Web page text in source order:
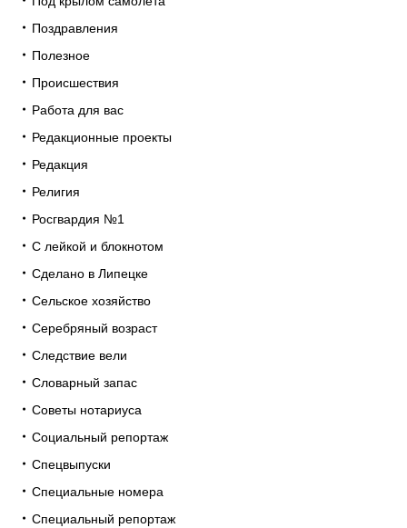
Поздравления
Полезное
Происшествия
Работа для вас
Редакционные проекты
Редакция
Религия
Росгвардия №1
С лейкой и блокнотом
Сделано в Липецке
Сельское хозяйство
Серебряный возраст
Следствие вели
Словарный запас
Советы нотариуса
Социальный репортаж
Спецвыпуски
Специальные номера
Специальный репортаж